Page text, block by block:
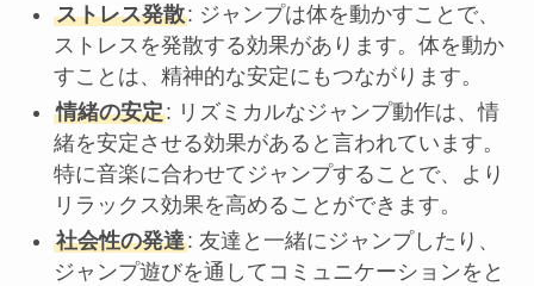
ストレス発散: ジャンプは体を動かすことで、
ストレスを発散する効果があります。体を動か
すことは、精神的な安定にもつながります。
情緒の安定: リズミカルなジャンプ動作は、情
緒を安定させる効果があると言われています。
特に音楽に合わせてジャンプすることで、より
リラックス効果を高めることができます。
社会性の発達: 友達と一緒にジャンプしたり、
ジャンプ遊びを通してコミュニケーションをと